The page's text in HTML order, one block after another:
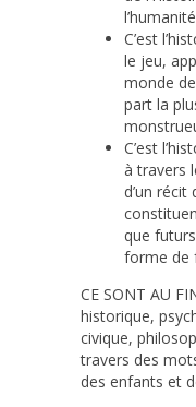
C’est
le jeu,
monde
part la
C’est
à travers
d’un récit
que
forme de
CE SONT AU
historique,
civique,
travers des
des enfants et